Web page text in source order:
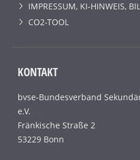
IMPRESSUM, KI-HINWEIS,
CO2-TOOL
KONTAKT
bvse-Bundesverband
e.V.
Fränkische Straße 2
53229 Bonn